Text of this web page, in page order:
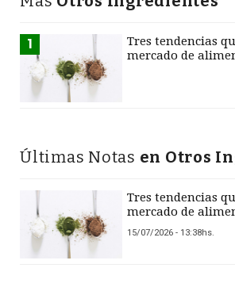
1
Tres tendencias
mercado de
Últimas Notas en Otros
Tres tendencias
mercado de
15/07/2026 - 13:38hs.